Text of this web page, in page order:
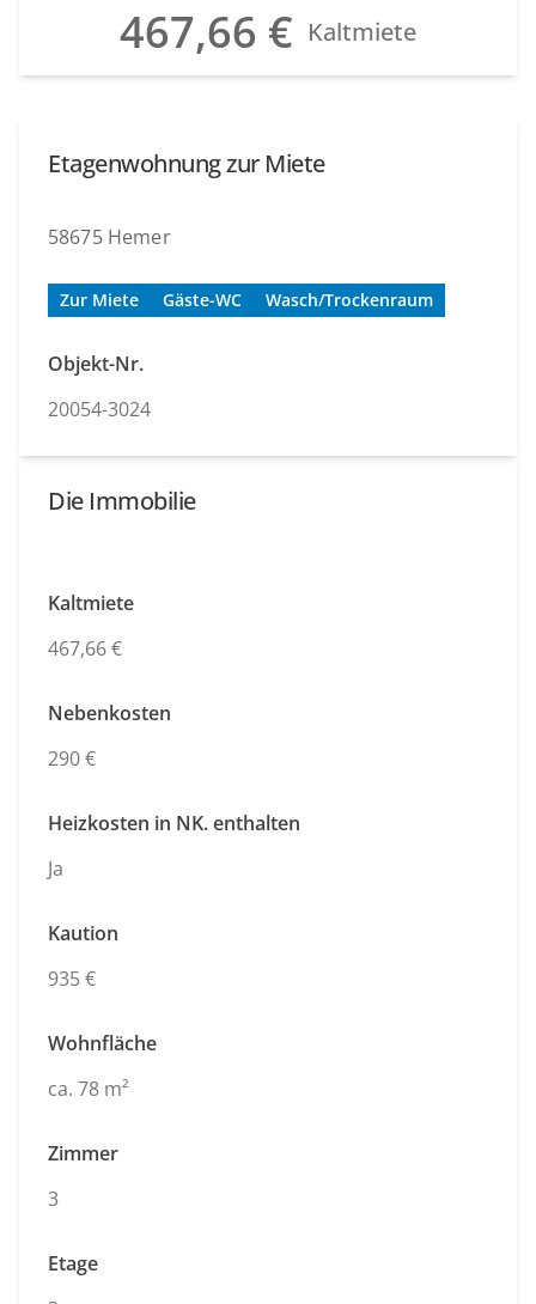
467,66 € Kaltmiete
Etagenwohnung zur Miete
58675 Hemer
Zur Miete Gäste-WC Wasch/Trockenraum
Objekt-Nr.
20054-3024
Die Immobilie
Kaltmiete
467,66 €
Nebenkosten
290 €
Heizkosten in NK. enthalten
Ja
Kaution
935 €
Wohnfläche
ca. 78 m²
Zimmer
3
Etage